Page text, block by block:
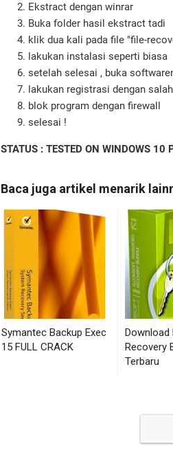
Ekstract dengan winrar
Buka folder hasil ekstract tadi
klik dua kali pada file "file-
lakukan instalasi seperti biasa
setelah selesai , buka
lakukan registrasi dengan
blok program dengan firewall
selesai !
STATUS : TESTED ON WINDOWS 10